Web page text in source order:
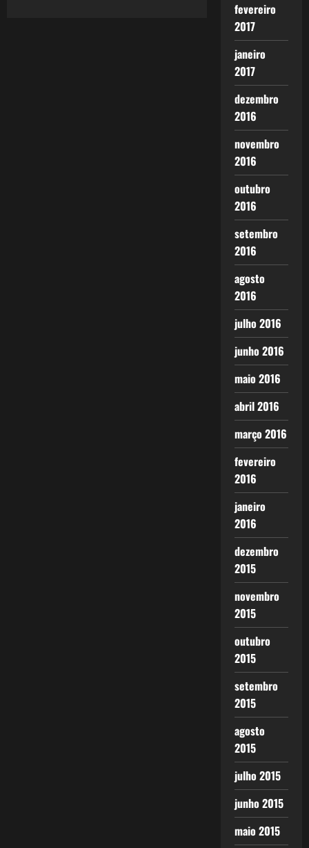
fevereiro
2017
janeiro
2017
dezembro
2016
novembro
2016
outubro
2016
setembro
2016
agosto
2016
julho 2016
junho 2016
maio 2016
abril 2016
março 2016
fevereiro
2016
janeiro
2016
dezembro
2015
novembro
2015
outubro
2015
setembro
2015
agosto
2015
julho 2015
junho 2015
maio 2015